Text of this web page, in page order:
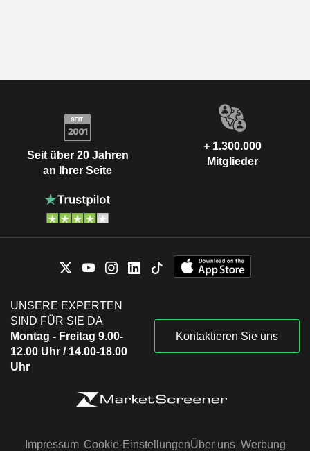
Seit über 20 Jahren
an Ihrer Seite
+ 1.300.000
Mitglieder
UNSERE EXPERTEN
SIND FÜR SIE DA
Montag - Freitag 9.00-
12.00 Uhr / 14.00-18.00
Uhr
Kontaktieren Sie uns
Impressum Cookie-EinstellungenÜber uns Werbung